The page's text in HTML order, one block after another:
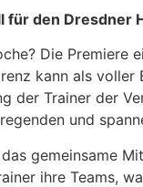
für den Dresdner
Die Premiere
kann als
der Trainer der
und
gemeinsame
ihre Teams,